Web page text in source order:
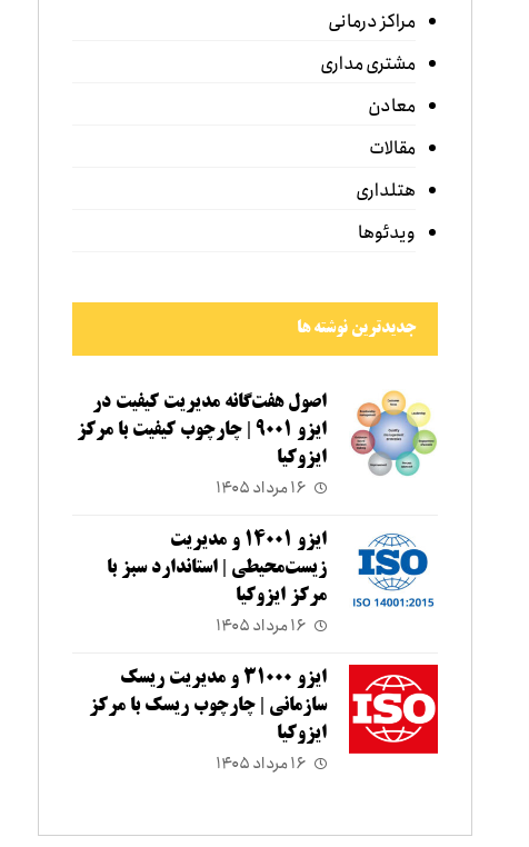
مراکز درمانی
مشتری مداری
معادن
مقالات
هتلداری
ویدئوها
جدیدترین نوشته ها
اصول هفت‌گانه مدیریت کیفیت در
ایزو ۹۰۰۱ | چارچوب کیفیت با مرکز
ایزوکیا
۱۶ مرداد ۱۴۰۵
ایزو ۱۴۰۰۱ و مدیریت
زیست‌محیطی | استاندارد سبز با
مرکز ایزوکیا
۱۶ مرداد ۱۴۰۵
ایزو ۳۱۰۰۰ و مدیریت ریسک
سازمانی | چارچوب ریسک با مرکز
ایزوکیا
۱۶ مرداد ۱۴۰۵